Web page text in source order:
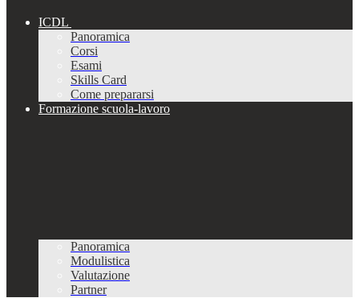
ICDL
Panoramica
Corsi
Esami
Skills Card
Come prepararsi
Formazione scuola-lavoro
Panoramica
Modulistica
Valutazione
Partner